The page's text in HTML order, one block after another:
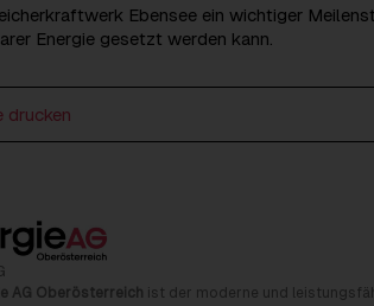
Ebensee ein wichtiger
Energie gesetzt werden kann.
drucken
AG Oberösterreich ist der moderne und